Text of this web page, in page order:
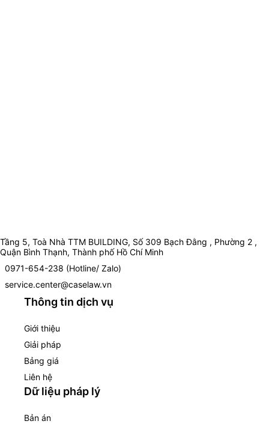
Tầng 5, Toà Nhà TTM BUILDING, Số 309 Bạch Đằng , Phường 2 ,
Quận Bình Thạnh, Thành phố Hồ Chí Minh
0971-654-238 (Hotline/ Zalo)
service.center@caselaw.vn
Thông tin dịch vụ
Giới thiệu
Giải pháp
Bảng giá
Liên hệ
Dữ liệu pháp lý
Bản án